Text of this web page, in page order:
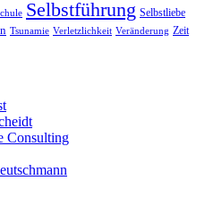
Selbstführung Selbstliebe
Tsunamie Verletzlichkeit Veränderung Zeit
Consulting